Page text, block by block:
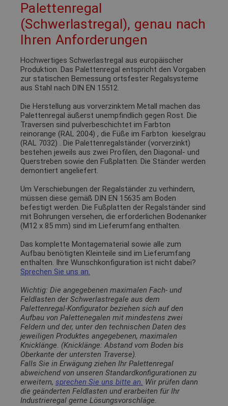
Palettenregal
(Schwerlastregal), genau nach
Ihren Anforderungen
Hochwertiges Schwerlastregal aus europäischer
Produktion. Das Palettenregal entspricht den Vorgaben
zur statischen Bemessung ortsfester Regalsysteme
aus Stahl nach DIN EN 15512.
Die Herstellung aus vorverzinktem Metall machen das
Palettenregal äußerst unempfindlich gegen Rost. Die
Traversen sind pulverbeschichtet im Farbton
reinorange (RAL 2004) , die Füße im Farbton
kieselgrau
(RAL 7032) . Die Palettenregalständer (vorverzinkt)
bestehen jeweils aus zwei Profilen, den Diagonal- und
Querstreben sowie den Fußplatten. Die Ständer werden
demontiert angeliefert.
Um Verschiebungen der Regalständer zu verhindern,
müssen diese gemäß DIN EN 15635 am Boden
befestigt werden. Die Fußplatten der Regalständer sind
mit Bohrungen versehen, die erforderlichen Bodenanker
(M12 x 85 mm) sind im Lieferumfang enthalten.
Das komplette Montagematerial sowie alle zum
Aufbau benötigten Kleinteile sind im Lieferumfang
enthalten. Ihre Wunschkonfiguration ist nicht dabei?
Sprechen Sie uns an.
Wichtig: Die angegebenen maximalen Fach- und
Feldlasten der Schwerlastregale aus dem
Palettenregal-Konfigurator beziehen sich auf den
Aufbau von Palettenegalen mit mindestens zwei
Feldern und der, unter den technischen Daten des
jeweiligen Produktes angegebenen, maximalen
Knicklänge. (Knicklänge: Abstand vom Boden bis
Oberkante der untersten Traverse).
Falls Sie in Erwägung ziehen Ihr Palettenregal
abweichend von unseren Standardkonfigurationen zu
erweitern, sprechen Sie uns bitte an. Wir prüfen dann
die geänderten Feldlasten und erarbeiten für Ihr
Industrieregal gerne Lösungsvorschläge.